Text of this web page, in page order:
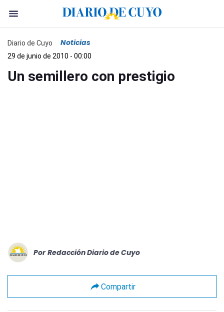
Diario de Cuyo Noticias
29 de junio de 2010 - 00:00
Un semillero con prestigio
Por Redacción Diario de Cuyo
Compartir